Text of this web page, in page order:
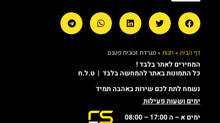
דף הבית » חנות »מגרדת זכוכית פטנט
המחירים לאתר בלבד !
כל התמונות באתר להמחשה בלבד | ט.ל.ח
נשמח לתת לכם שירות באהבה תמיד
ימים ושעות פעילות
ימים א – ה 17:00 – 08:00